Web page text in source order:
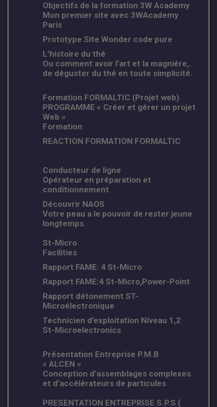
Objectifs de la formation 3W Academy
Mon premier site avec 3WAcademy
Paris
Prototype Site Wonder code pure
L’histoire du thé
Ou comment avoir l’art et la magniére,.
de déguster du thé en toute simplicité.
Formation FORMALTIC (Projet web)
PROGRAMME « Créer et gérer un projet
Web »
Formation
REACTION FORMATION FORMALTIC
Conducteur de ligne
Opérateur en préparation et
conditionnement
Découvrir NAOS
Votre peau a le pouvoir de rester jeune
longtemps.
St-Micro
Facilities
Rapport FAME: 4 St-Micro
Rapport FAME:4 St-Micro,Power-Point
Rapport détonement ST-
Microélectronique
Technicien d’exploitation Niveau 1,2
St-Microelectronics
Présentation Entreprise P.M.B
« ALCEN »
Conception d’assemblages complexes
et d’accélérateurs de particules
PRESENTATION ENTREPRISE S.P.S (